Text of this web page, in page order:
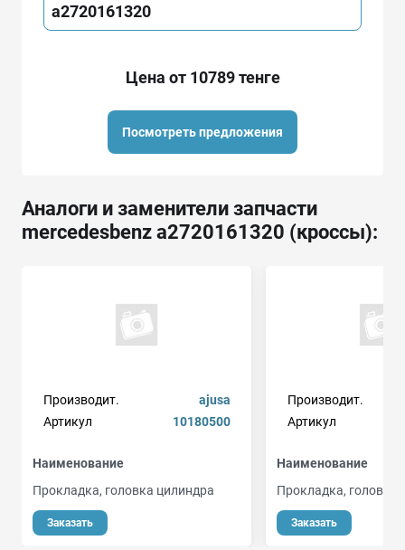
a2720161320
Цена от 10789 тенге
Посмотреть предложения
Аналоги и заменители запчасти
mercedesbenz a2720161320 (кроссы):
Производит.
ajusa
Артикул
10180500
Наименование
Прокладка, головка цилиндра
Заказать
Производит.
Артикул
Наименование
Прокладка, головка
Заказать